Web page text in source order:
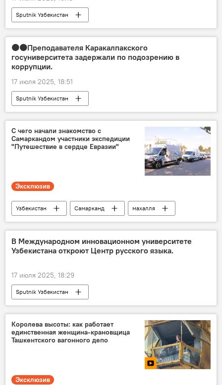
Sputnik Узбекистан
🟠🟠Преподавателя Каракалпакского
госуниверситета задержали по подозрению в
коррупции.
17 июля 2025, 18:51
Sputnik Узбекистан
С чего начали знакомство с
Самаркандом участники экспедиции
"Путешествие в сердце Евразии"
Эксклюзив
Узбекистан Самарканд
махалля
экспедиция
Путешествие
Евразия
Общество
В Международном инновационном университете
Узбекистана откроют Центр русского языка.
17 июля 2025, 18:29
Sputnik Узбекистан
Королева высоты: как работает
единственная женщина-крановщица
Ташкентского вагонного депо
Эксклюзив